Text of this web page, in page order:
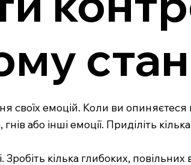
своїх емоцій. Коли ви опиняєтеся
або інші емоції. Приділіть
кілька глибоких,